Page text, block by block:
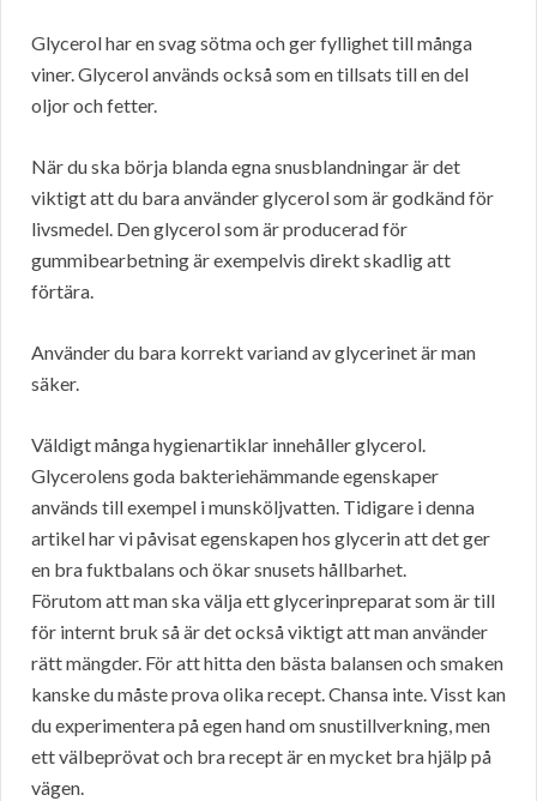
Glycerol har en svag sötma och ger fyllighet till många
viner. Glycerol används också som en tillsats till en del
oljor och fetter.
När du ska börja blanda egna snusblandningar är det
viktigt att du bara använder glycerol som är godkänd för
livsmedel. Den glycerol som är producerad för
gummibearbetning är exempelvis direkt skadlig att
förtära.
Använder du bara korrekt variand av glycerinet är man
säker.
Väldigt många hygienartiklar innehåller glycerol.
Glycerolens goda bakteriehämmande egenskaper
används till exempel i munsköljvatten. Tidigare i denna
artikel har vi påvisat egenskapen hos glycerin att det ger
en bra fuktbalans och ökar snusets hållbarhet.
Förutom att man ska välja ett glycerinpreparat som är till
för internt bruk så är det också viktigt att man använder
rätt mängder. För att hitta den bästa balansen och smaken
kanske du måste prova olika recept. Chansa inte. Visst kan
du experimentera på egen hand om snustillverkning, men
ett välbeprövat och bra recept är en mycket bra hjälp på
vägen.